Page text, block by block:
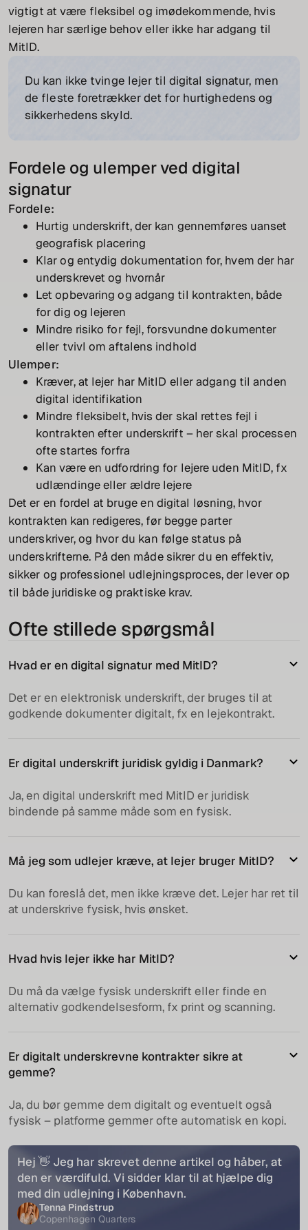
vigtigt at være fleksibel og imødekommende, hvis
lejeren har særlige behov eller ikke har adgang til
MitID.
Du kan ikke tvinge lejer til digital signatur, men
de fleste foretrækker det for hurtighedens og
sikkerhedens skyld.
Fordele og ulemper ved digital
signatur
Fordele:
Hurtig underskrift, der kan gennemføres uanset
geografisk placering
Klar og entydig dokumentation for, hvem der har
underskrevet og hvornår
Let opbevaring og adgang til kontrakten, både
for dig og lejeren
Mindre risiko for fejl, forsvundne dokumenter
eller tvivl om aftalens indhold
Ulemper:
Kræver, at lejer har MitID eller adgang til anden
digital identifikation
Mindre fleksibelt, hvis der skal rettes fejl i
kontrakten efter underskrift – her skal processen
ofte startes forfra
Kan være en udfordring for lejere uden MitID, fx
udlændinge eller ældre lejere
Det er en fordel at bruge en digital løsning, hvor
kontrakten kan redigeres, før begge parter
underskriver, og hvor du kan følge status på
underskrifterne. På den måde sikrer du en effektiv,
sikker og professionel udlejningsproces, der lever op
til både juridiske og praktiske krav.
Ofte stillede spørgsmål
Hvad er en digital signatur med MitID?
Det er en elektronisk underskrift, der bruges til at
godkende dokumenter digitalt, fx en lejekontrakt.
Er digital underskrift juridisk gyldig i Danmark?
Ja, en digital underskrift med MitID er juridisk
bindende på samme måde som en fysisk.
Må jeg som udlejer kræve, at lejer bruger MitID?
Du kan foreslå det, men ikke kræve det. Lejer har ret til
at underskrive fysisk, hvis ønsket.
Hvad hvis lejer ikke har MitID?
Du må da vælge fysisk underskrift eller finde en
alternativ godkendelsesform, fx print og scanning.
Er digitalt underskrevne kontrakter sikre at
gemme?
Ja, du bør gemme dem digitalt og eventuelt også
fysisk – platforme gemmer ofte automatisk en kopi.
Hej 👋 Jeg har skrevet denne artikel og håber, at
den er værdifuld. Vi sidder klar til at hjælpe dig
med din udlejning i København.
Tenna Pindstrup
Copenhagen Quarters